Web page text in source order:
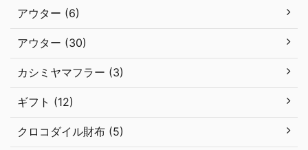
アウター (6)
アウター (30)
カシミヤマフラー (3)
ギフト (12)
クロコダイル財布 (5)